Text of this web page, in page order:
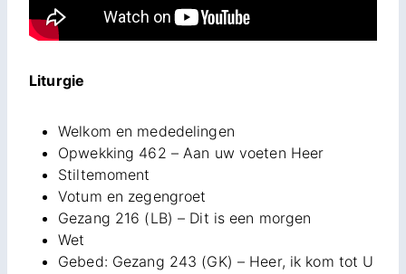
Liturgie
Welkom en mededelingen
Opwekking 462 – Aan uw voeten Heer
Stiltemoment
Votum en zegengroet
Gezang 216 (LB) – Dit is een morgen
Wet
Gebed: Gezang 243 (GK) – Heer, ik kom tot U